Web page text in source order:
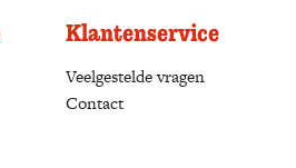
a new tab)
Klantenservice
Veelgestelde vragen
Contact